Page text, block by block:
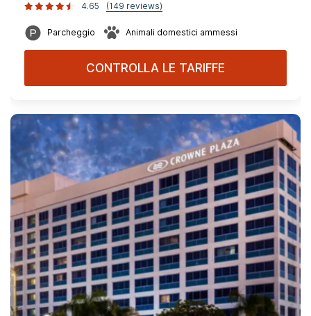
4.65
(149 reviews)
Parcheggio Animali domestici ammessi
CONTROLLA LE TARIFFE